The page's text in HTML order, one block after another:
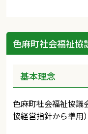
色麻町社会福祉協
基本理念
色麻町社会福祉協議
協経営指針から準用）